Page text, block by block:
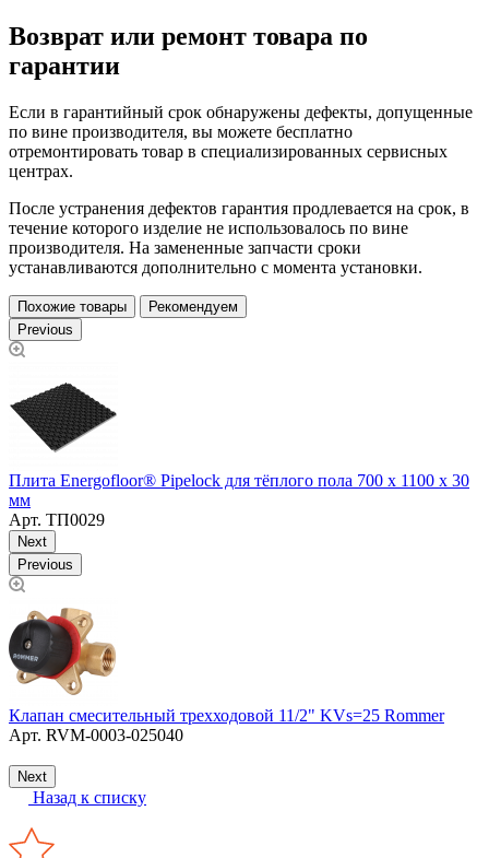
Возврат или ремонт товара по
гарантии
Если в гарантийный срок обнаружены дефекты, допущенные
по вине производителя, вы можете бесплатно
отремонтировать товар в специализированных сервисных
центрах.
После устранения дефектов гарантия продлевается на срок, в
течение которого изделие не использовалось по вине
производителя. На замененные запчасти сроки
устанавливаются дополнительно с момента установки.
Похожие товары
Рекомендуем
Previous
Плита Energofloor® Pipelock для тёплого пола 700 х 1100 х 30
мм
Арт. ТП0029
Next
Previous
Клапан смесительный трехходовой 11/2" KVs=25 Rommer
Арт. RVM-0003-025040
Next
Назад к списку